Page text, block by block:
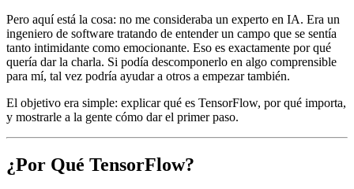
Pero aquí está la cosa: no me consideraba un experto en IA. Era un
ingeniero de software tratando de entender un campo que se sentía
tanto intimidante como emocionante. Eso es exactamente por qué
quería dar la charla. Si podía descomponerlo en algo comprensible
para mí, tal vez podría ayudar a otros a empezar también.
El objetivo era simple: explicar qué es TensorFlow, por qué importa,
y mostrarle a la gente cómo dar el primer paso.
¿Por Qué TensorFlow?